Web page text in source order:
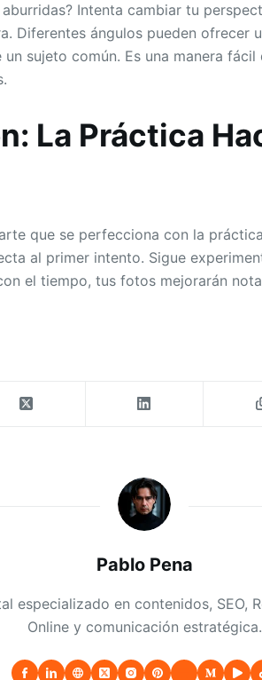
Intenta cambiar tu
Diferentes ángulos pueden ofrecer
sujeto común. Es una manera
La Práctica
que se perfecciona con la
al primer intento. Sigue
el tiempo, tus fotos mejorarán
Pablo Pena
especializado en contenidos, SEO,
Online y comunicación estratégica.